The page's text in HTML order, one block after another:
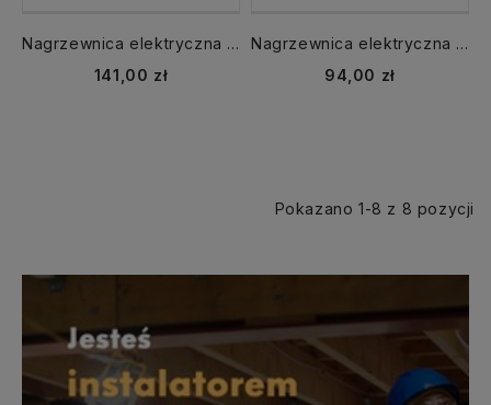
Nagrzewnica elektryczna INFERNO6000 3,5 kW
141,00 zł
Nagrzewnica elektryczna INFERNO4000 2 kW
94,00 zł
Pokazano 1-8 z 8 pozycji